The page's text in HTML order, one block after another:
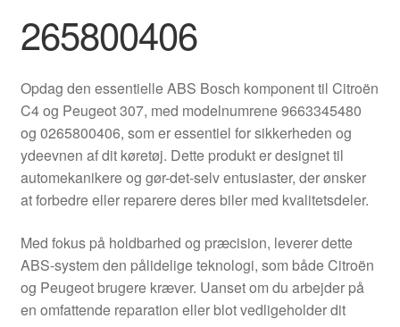
Kasse
Klageprocedure
Kontakte
Levering
Min Konto
265800406
Opdag den essentielle ABS Bosch komponent til Citroën
C4 og Peugeot 307, med modelnumrene 9663345480
og 0265800406, som er essentiel for sikkerheden og
ydeevnen af dit køretøj. Dette produkt er designet til
automekanikere og gør-det-selv entusiaster, der ønsker
at forbedre eller reparere deres biler med kvalitetsdeler.
Med fokus på holdbarhed og præcision, leverer dette
ABS-system den pålidelige teknologi, som både Citroën
og Peugeot brugere kræver. Uanset om du arbejder på
en omfattende reparation eller blot vedligeholder dit